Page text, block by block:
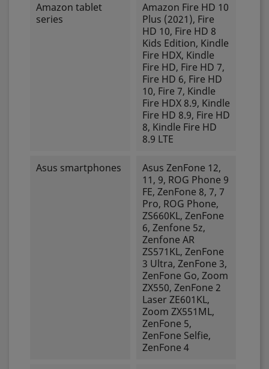
Amazon tablet
series
Amazon Fire HD 10
Plus (2021), Fire
HD 10, Fire HD 8
Kids Edition, Kindle
Fire HDX, Kindle
Fire HD, Fire HD 7,
Fire HD 6, Fire HD
10, Fire 7, Kindle
Fire HDX 8.9, Kindle
Fire HD 8.9, Fire HD
8, Kindle Fire HD
8.9 LTE
Asus smartphones
Asus ZenFone 12,
11, 9, ROG Phone 9
FE, ZenFone 8, 7, 7
Pro, ROG Phone,
ZS660KL, ZenFone
6, Zenfone 5z,
Zenfone AR
ZS571KL, ZenFone
3 Ultra, ZenFone 3,
ZenFone Go, Zoom
ZX550, ZenFone 2
Laser ZE601KL,
Zoom ZX551ML,
ZenFone 5,
ZenFone Selfie,
ZenFone 4